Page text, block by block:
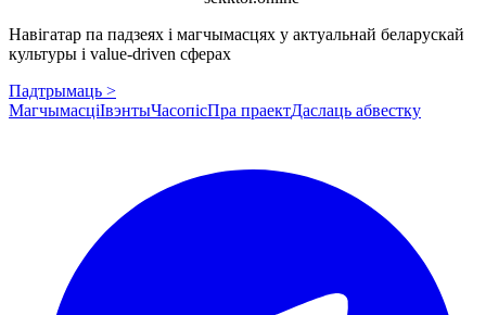
Навігатар па падзеях і магчымасцях у актуальнай беларускай
культуры і value-driven сферах
Падтрымаць >
МагчымасціІвэнтыЧасопісПра праектДаслаць абвестку